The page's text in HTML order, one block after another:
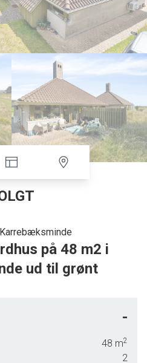
på 48 m2 i
ud til grønt
meget ugeneret ud til grønt område.
-
48 m2
2